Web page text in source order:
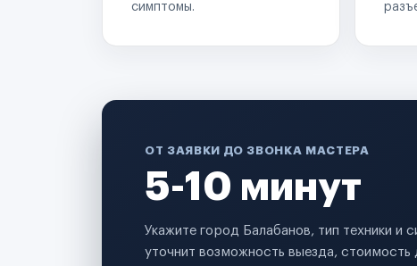
симптомы.
ОТ ЗАЯВКИ ДО ЗВОНКА МАСТЕРА
5-10 минут
Укажите город Балабанов, тип техники и
уточнит возможность выезда, стоимость